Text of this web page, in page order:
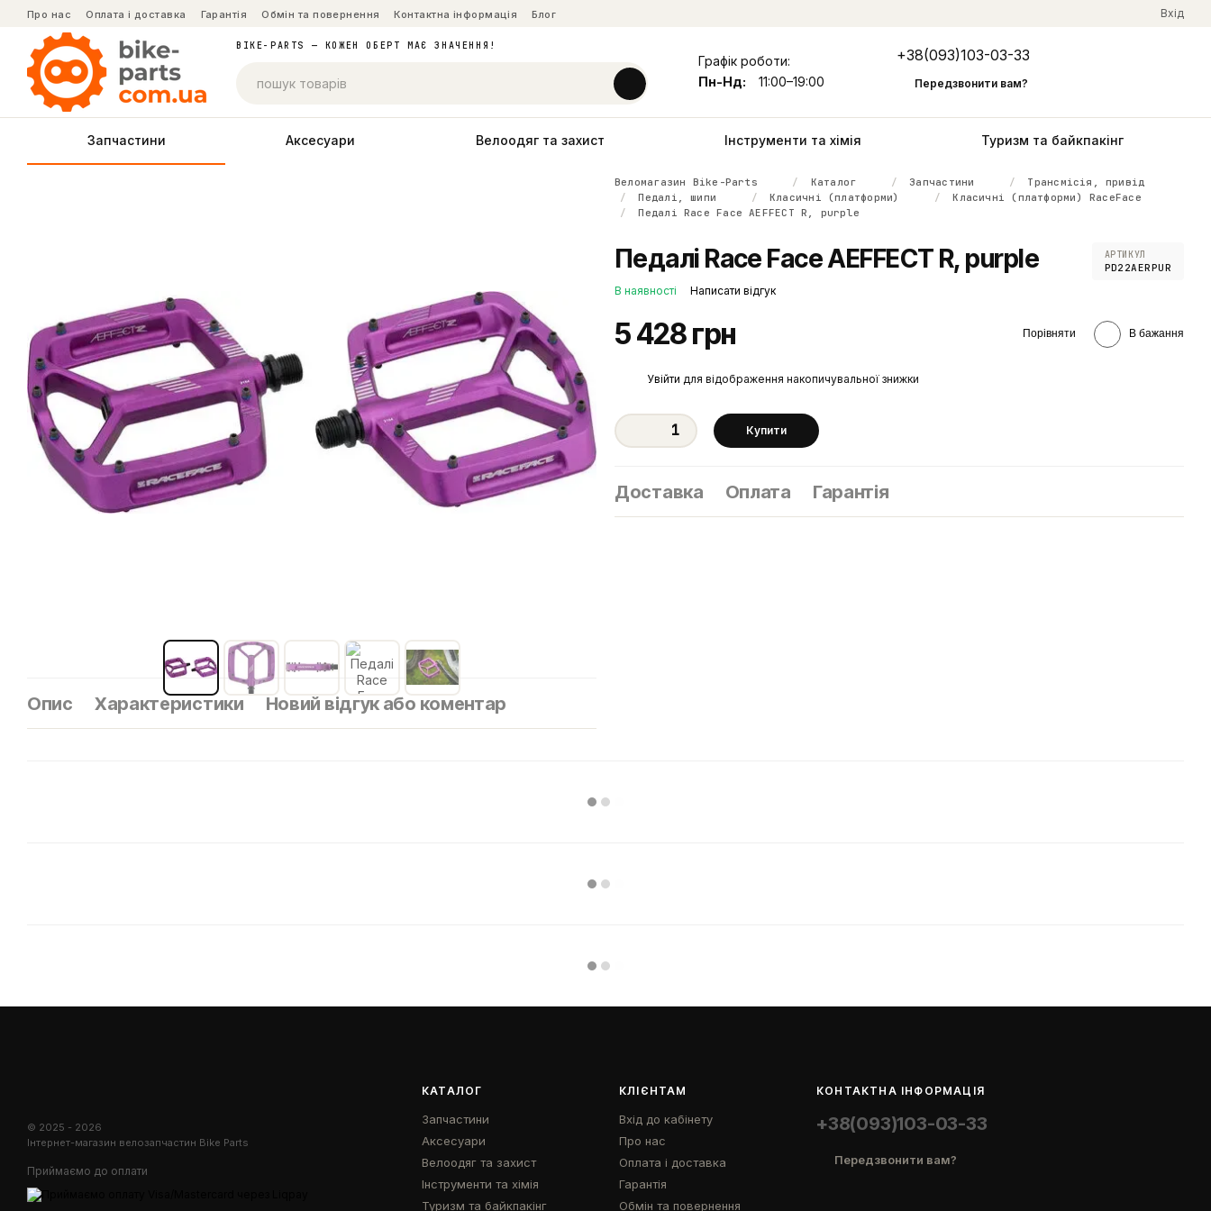
Перейти до основного контенту
Про нас Оплата і доставка Гарантія Обмін та повернення Контактна інформація Блог Вхід
BIKE-PARTS — КОЖЕН ОБЕРТ МАЄ ЗНАЧЕННЯ!
Графік роботи:
Пн-Нд:
11:00–19:00
+38(093)103-03-33
Передзвонити вам?
Запчастини Аксесуари Велоодяг та захист Інструменти та хімія Туризм та байкпакінг
Опис Характеристики Новий відгук або коментар
Веломагазин Bike-Parts Каталог Запчастини
Трансмісія, привід
Педалі, шипи
Класичні (платформи)
Класичні (платформи) RaceFace
Педалі Race Face AEFFECT R, purple
Педалі Race Face AEFFECT R, purple АРТИКУЛ
PD22AERPUR
В наявності Написати відгук
5 428 грн Порівняти В бажання
Увійти для відображення накопичувальної знижки
Купити
Доставка Оплата Гарантія
© 2025 - 2026
Інтернет-магазин велозапчастин Bike Parts
Приймаємо до оплати
КАТАЛОГ
Запчастини
Аксесуари
Велоодяг та захист
Інструменти та хімія
Туризм та байкпакінг
КЛІЄНТАМ
Вхід до кабінету
Про нас
Оплата і доставка
Гарантія
Обмін та повернення
КОНТАКТНА ІНФОРМАЦІЯ
+38(093)103-03-33
Передзвонити вам?